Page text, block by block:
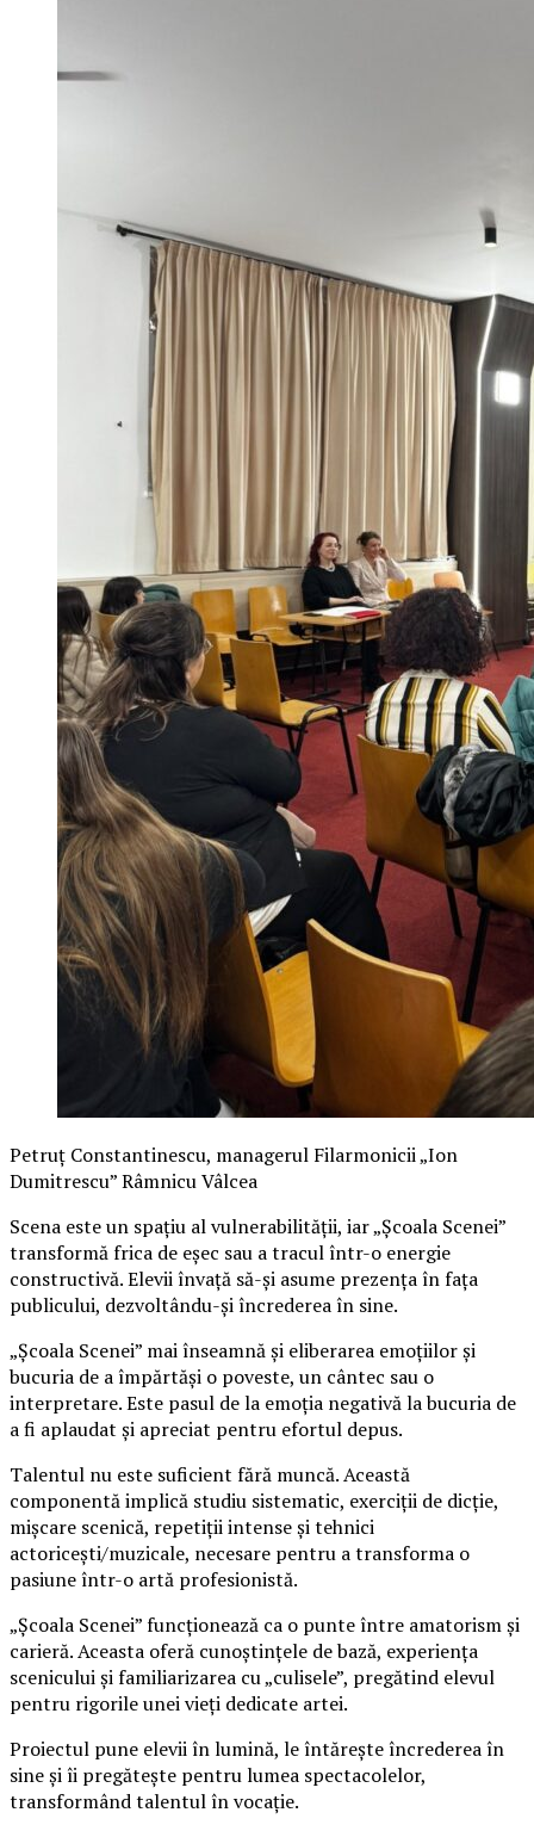
Petruț Constantinescu, managerul Filarmonicii „Ion
Dumitrescu” Râmnicu Vâlcea
Scena este un spațiu al vulnerabilității, iar „Școala Scenei”
transformă frica de eșec sau a tracul într-o energie
constructivă. Elevii învață să-și asume prezența în fața
publicului, dezvoltându-și încrederea în sine.
„Școala Scenei” mai înseamnă și eliberarea emoțiilor și
bucuria de a împărtăși o poveste, un cântec sau o
interpretare. Este pasul de la emoția negativă la bucuria de
a fi aplaudat și apreciat pentru efortul depus.
Talentul nu este suficient fără muncă. Această
componentă implică studiu sistematic, exerciții de dicție,
mișcare scenică, repetiții intense și tehnici
actoricești/muzicale, necesare pentru a transforma o
pasiune într-o artă profesionistă.
„Școala Scenei” funcționează ca o punte între amatorism și
carieră. Aceasta oferă cunoștințele de bază, experiența
scenicului și familiarizarea cu „culisele”, pregătind elevul
pentru rigorile unei vieți dedicate artei.
Proiectul pune elevii în lumină, le întărește încrederea în
sine și îi pregătește pentru lumea spectacolelor,
transformând talentul în vocație.